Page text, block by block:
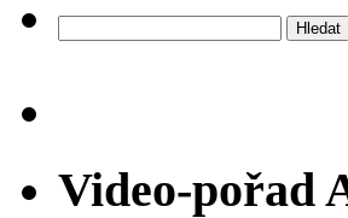
Video-pořad